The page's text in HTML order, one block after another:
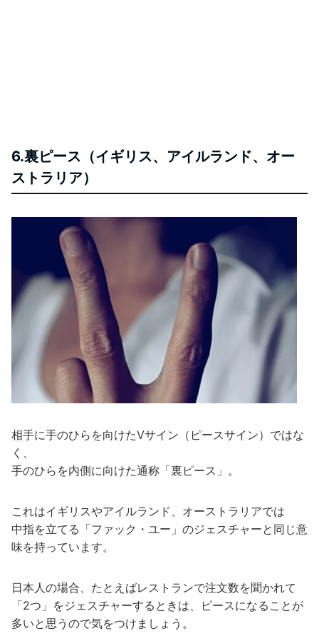
6.裏ピース（イギリス、アイルランド、オー
ストラリア）
相手に手のひらを向けたVサイン（ピースサイン）ではな
く、
手のひらを内側に向けた通称「裏ピース」。
これはイギリスやアイルランド、オーストラリアでは
中指を立てる「ファック・ユー」のジェスチャーと同じ意
味を持っています。
日本人の場合、たとえばレストランで注文数を聞かれて
「2つ」をジェスチャーするときは、ピースになることが
多いと思うので気をつけましょう。